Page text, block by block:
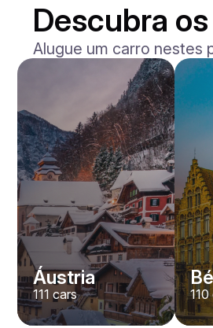
Mercedes Benz
Maybach S-klasse 580
#
YXWG36PR
Reserve agora
Descubra
Alugue um carro nestes
Áustria
111 cars 110